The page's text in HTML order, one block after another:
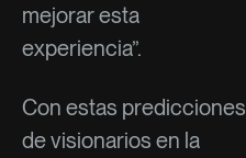
mejorar esta
experiencia”.
Con estas predicciones
de visionarios en la